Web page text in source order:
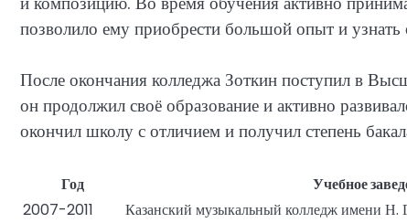
позволило ему приобрести большой опыт и
После окончания колледжа Зоткин поступил в
он продолжил своё образование и активно
окончил школу с отличием и получил степень
Год Учебное
2007-2011
Казанский музыкальный колледж имени Н.